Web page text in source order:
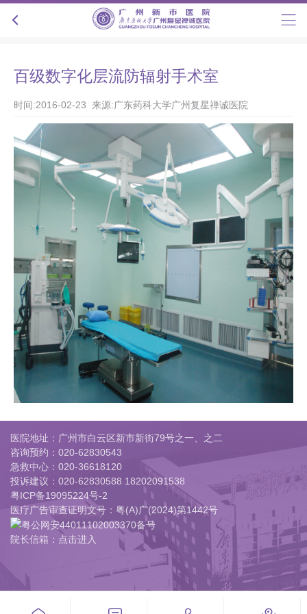
百级数字化层流防辐射手术室
时间:2016-02-23 来源:广东药科大学广州复星禅诚医院
医院地址：广州市白云区新市新街79号之一、之二
咨询预约： 020-62830543
急救中心： 020-36618120
投诉建议： 020-62830588 18202091538
粤ICP备19095224号-2
医疗广告审查证明文号：粤(A)广(2024)第1442号
粤公网安44011102003370备号
院长信箱：点击进入